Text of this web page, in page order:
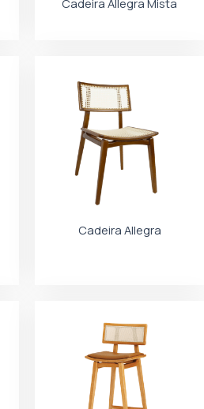
Cadeira Allegra Mista
Cadeira Allegra